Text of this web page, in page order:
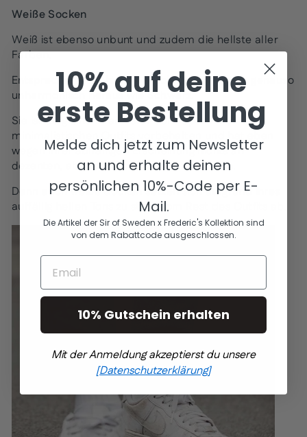
Weiße Socken
Weiß ist ebenso unbunt und zudem die hellste aller
Farben.
Entsprechend sticht sie bei kolorierten Outfits genauso
unharmonisch heraus wie Schwarz.
Sie ist aufgrund ihrer Natur dem Sport und
minimalistischen Outfits vorbehalten und hat eben
wegen ihrer auffälligen Erscheinung nichts an
dezenten, abgestimmten Outfits zu suchen.
Denn auch weiße Socken setzen sich aufgrund ihres
auffällig hellen Tons zu stark vom Rest des Outfits ab.
10% auf deine
erste Bestellung
Melde dich jetzt zum Newsletter
an und erhalte deinen
persönlichen 10%-Code per E-
Mail.
Die Artikel der Sir of Sweden x Frederic's Kollektion sind
von dem Rabattcode ausgeschlossen.
EMAIL
10% Gutschein erhalten
Mit der Anmeldung akzeptierst du unsere
[Datenschutzerklärung]